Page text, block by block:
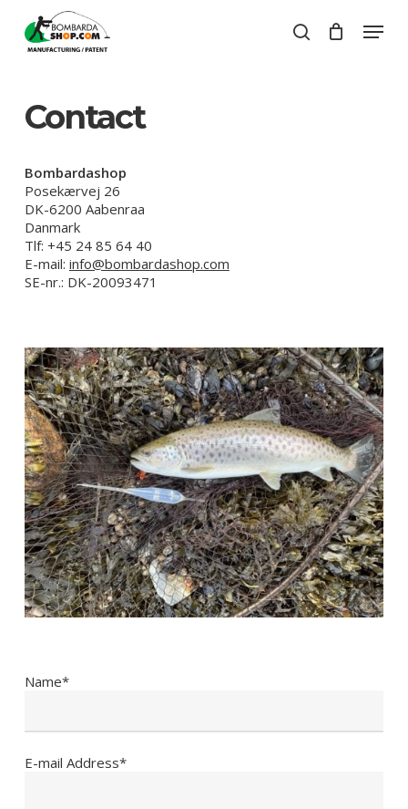
main
search
Menu
Cart Close
Contact
Bombardashop
Posekærvej 26
DK-6200 Aabenraa
Danmark
Tlf: +45 24 85 64 40
E-mail: info@bombardashop.com
SE-nr.: DK-20093471
Name*
E-mail Address*